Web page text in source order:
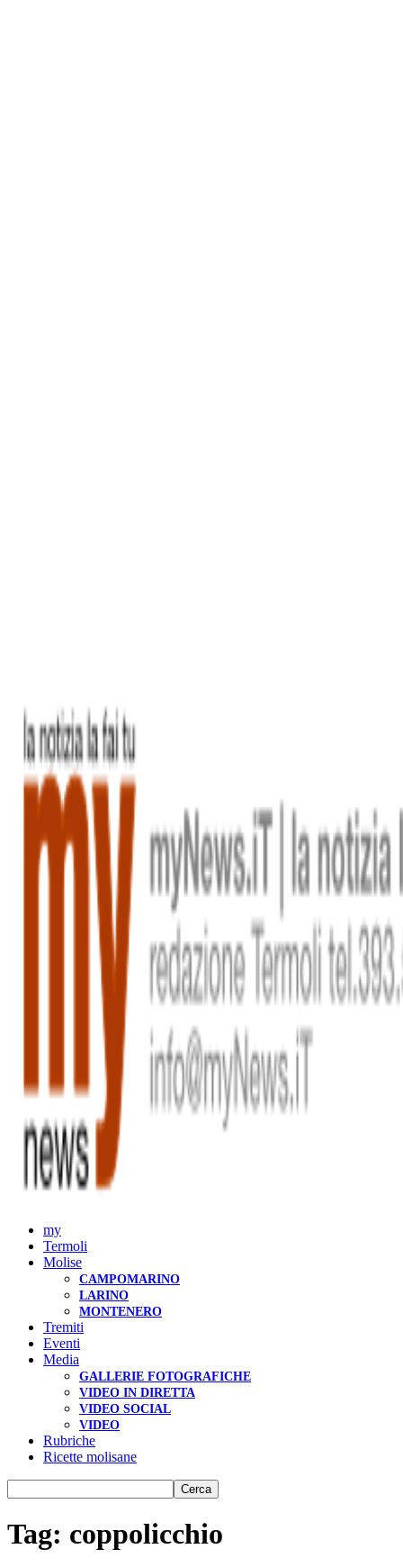
my
Termoli
Molise
CAMPOMARINO
LARINO
MONTENERO
Tremiti
Eventi
Media
GALLERIE FOTOGRAFICHE
VIDEO IN DIRETTA
VIDEO SOCIAL
VIDEO
Rubriche
Ricette molisane
Tag: coppolicchio